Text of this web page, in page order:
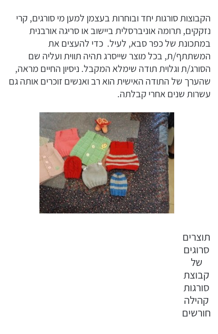
הקבוצות סורגות יחד ובוחרות בעצמן למען מי סורגים, קרי
נזקקים, תרומה אוניברסלית ביישוב או סריגה אורבנית
במתכונת של כפר סבא, לעיל. כדי להעצים את
המשתתף/ת, בכל מוצר שייסרג תהיה תווית ועליה שם
הסורג/ת וגלוית תודה שימלא המקבל. ניסיון החיים מראה,
שהערך של התודה האישית הוא רב ואנשים זוכרים אותה גם
עשרות שנים אחרי קבלתה.
תוצרים
סרוגים
של
קבוצת
סורגות
קהילה
חורשים